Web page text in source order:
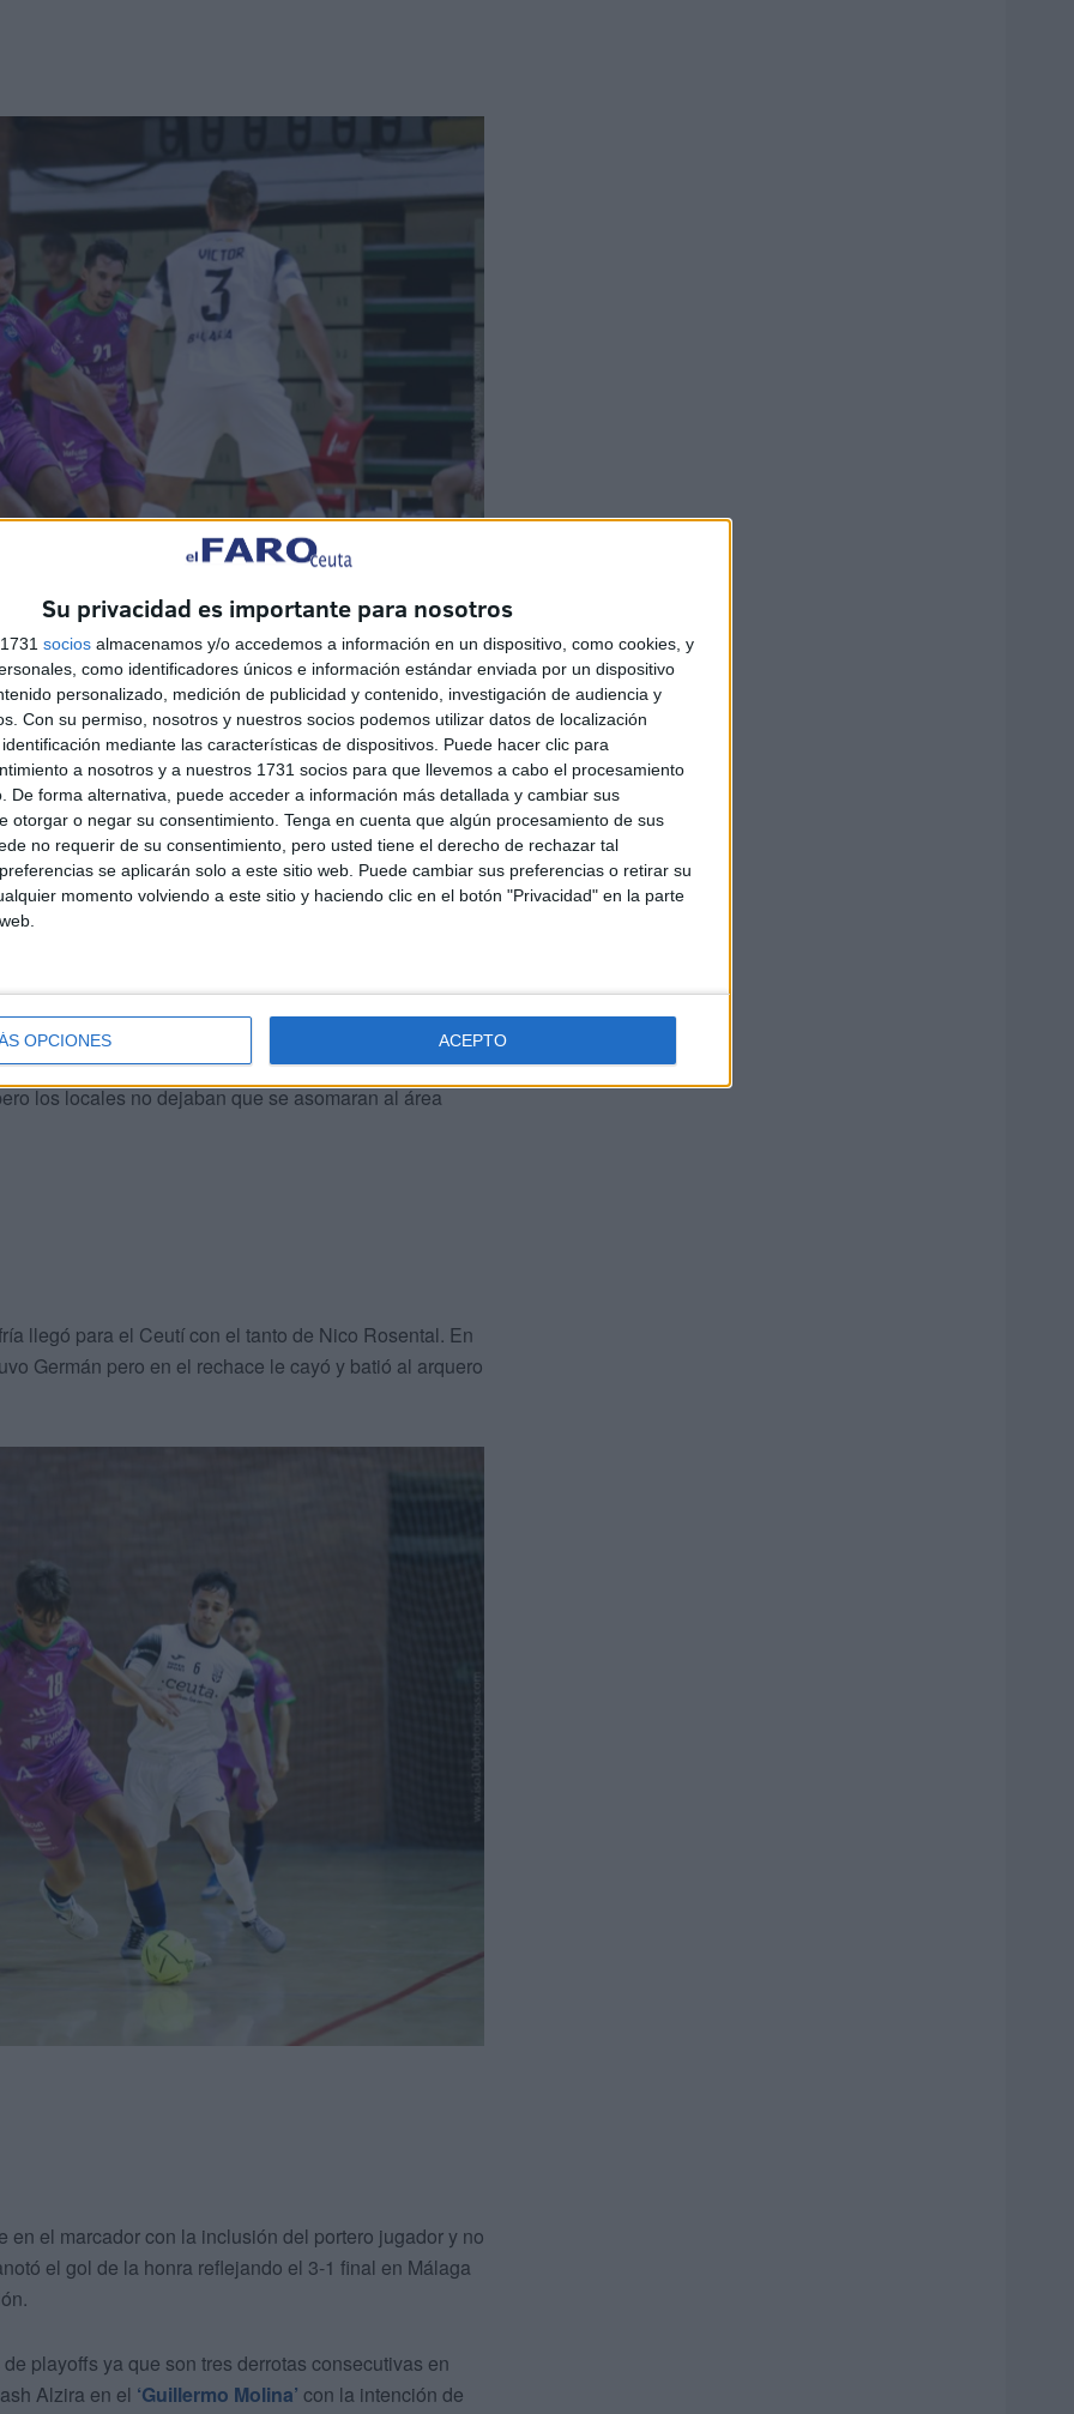
Su privacidad es importante para nosotros
socios almacenamos y/o accedemos a información en un dispositivo, como cookies, y
como identificadores únicos e información estándar enviada por un dispositivo
personalizado, medición de publicidad y contenido, investigación de audiencia y
Con su permiso, nosotros y nuestros socios podemos utilizar datos de localización
mediante las características de dispositivos. Puede hacer clic para
a nosotros y a nuestros 1731 socios para que llevemos a cabo el procesamiento
De forma alternativa, puede acceder a información más detallada y cambiar sus
otorgar o negar su consentimiento. Tenga en cuenta que algún procesamiento de sus
no requerir de su consentimiento, pero usted tiene el derecho de rechazar tal
se aplicarán solo a este sitio web. Puede cambiar sus preferencias o retirar su
momento volviendo a este sitio y haciendo clic en el botón "Privacidad" en la parte
OPCIONES ACEPTO
quizás que en otros encuentros y el Málaga
más daño a los caballas.
provocó el segundo de los locales. Sacaron rápido
queriendo sacar despejar el balón.
los locales no dejaban que se asomaran al área
llegó para el Ceutí con el tanto de Nico Rosental. En
Germán pero en el rechace le cayó y batió al arquero
el marcador con la inclusión del portero jugador y no
el gol de la honra reflejando el 3-1 final en Málaga
playoffs ya que son tres derrotas consecutivas en
Alzira en el ‘Guillermo Molina’ con la intención de